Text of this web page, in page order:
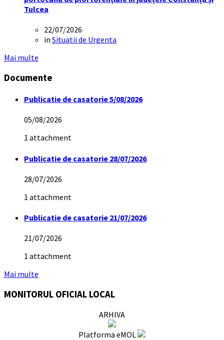
Tulcea
22/07/2026
in Situatii de Urgenta
Mai multe
Documente
Publicatie de casatorie 5/08/2026
05/08/2026
1 attachment
Publicatie de casatorie 28/07/2026
28/07/2026
1 attachment
Publicatie de casatorie 21/07/2026
21/07/2026
1 attachment
Mai multe
MONITORUL OFICIAL LOCAL
ARHIVA
Platforma eMOL